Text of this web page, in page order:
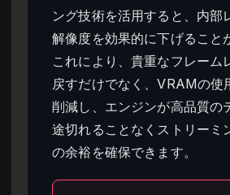
ング技術を活用すると、内部
解像度を効果的に下げること
これにより、貴重なフレーム
戻すだけでなく、VRAMの使
削減し、エンジンが高品質の
途切れることなくストリーミ
の余裕を確保できます。